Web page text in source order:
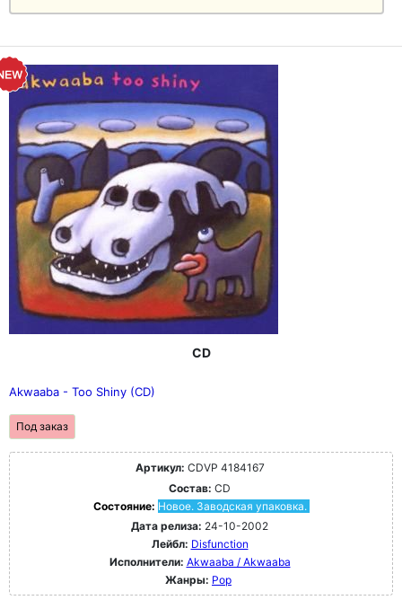
CD
Akwaaba - Too Shiny (CD)
Под заказ
Артикул: CDVP 4184167
Состав: CD
Состояние: Новое. Заводская упаковка.
Дата релиза: 24-10-2002
Лейбл: Disfunction
Исполнители: Akwaaba / Akwaaba
Жанры: Pop